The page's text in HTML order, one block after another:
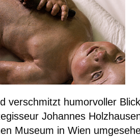
verschmitzt humorvoller
Johannes
Museum in Wien